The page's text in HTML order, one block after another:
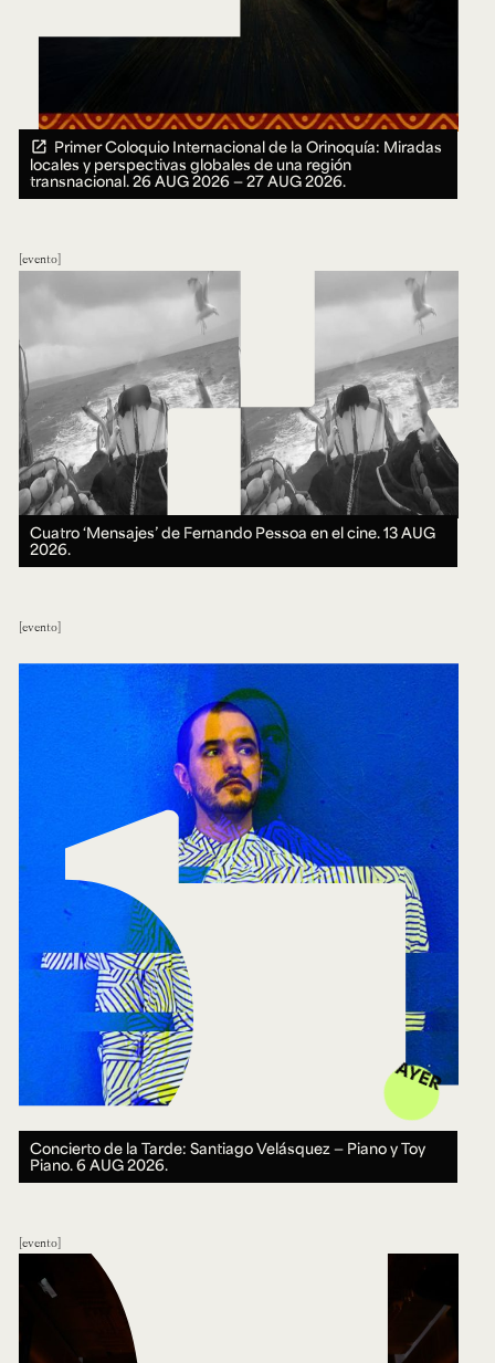
Primer Coloquio Internacional de la Orinoquía: Miradas
locales y perspectivas globales de una región
transnacional.26 AUG 2026 ― 27 AUG 2026.
evento
Cuatro ‘Mensajes’ de Fernando Pessoa en el cine.13 AUG
2026.
evento
AYER
Concierto de la Tarde: Santiago Velásquez — Piano y Toy
Piano.6 AUG 2026.
evento